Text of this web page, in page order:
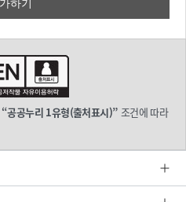
“공공누리 1유형(출처표시)” 조건에 따라